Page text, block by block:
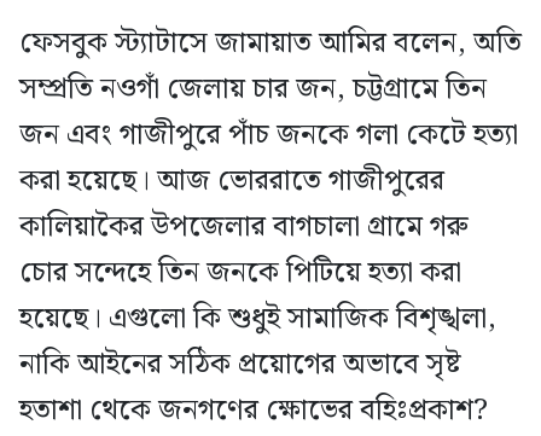
ফেসবুক স্ট্যাটাসে জামায়াত আমির বলেন, অতি
সম্প্রতি নওগাঁ জেলায় চার জন, চট্টগ্রামে তিন
জন এবং গাজীপুরে পাঁচ জনকে গলা কেটে হত্যা
করা হয়েছে। আজ ভোররাতে গাজীপুরের
কালিয়াকৈর উপজেলার বাগচালা গ্রামে গরু
চোর সন্দেহে তিন জনকে পিটিয়ে হত্যা করা
হয়েছে। এগুলো কি শুধুই সামাজিক বিশৃঙ্খলা,
নাকি আইনের সঠিক প্রয়োগের অভাবে সৃষ্ট
হতাশা থেকে জনগণের ক্ষোভের বহিঃপ্রকাশ?